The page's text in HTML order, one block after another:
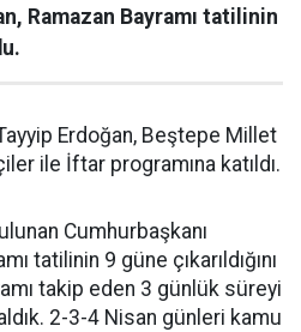
Ramazan Bayramı tatilinin
Erdoğan, Beştepe Millet
ile İftar programına katıldı.
Cumhurbaşkanı
tatilinin 9 güne çıkarıldığını
takip eden 3 günlük süreyi
2-3-4 Nisan günleri kamu